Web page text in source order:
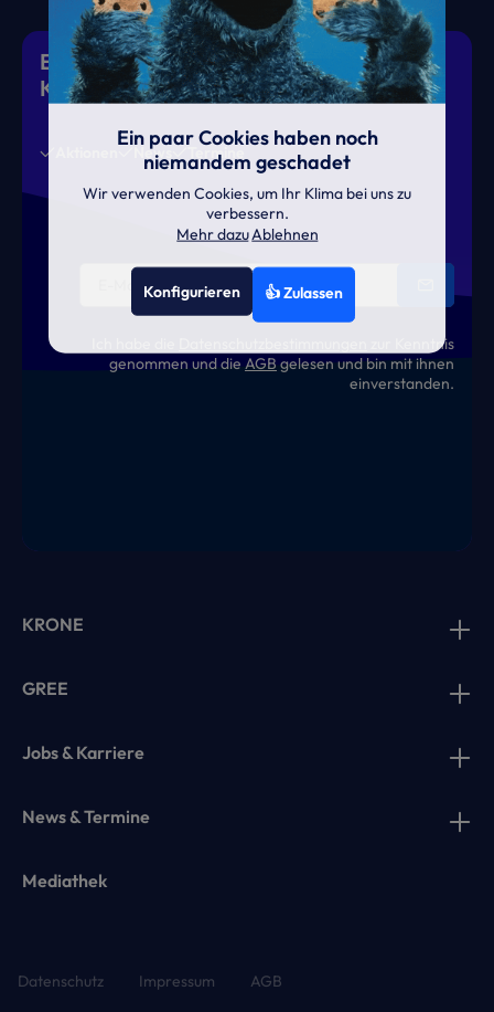
Eiskalte Deals & heiße News für gutes
Klima
News Termine
zur Kenntnis
genommen und die AGB gelesen und bin mit ihnen
einverstanden.
KRONE
GREE
Jobs & Karriere
News & Termine
Mediathek
Datenschutz Impressum AGB
Ein paar Cookies haben noch
niemandem geschadet
Wir verwenden Cookies, um Ihr Klima bei uns zu
verbessern.
Mehr dazuAblehnen
Konfigurieren 👍 Zulassen